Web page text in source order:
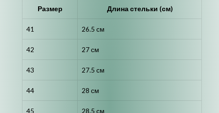
Размер Длина стельки (см)
41 26.5 см
42 27 см
43 27.5 см
44 28 см
45 28.5 см